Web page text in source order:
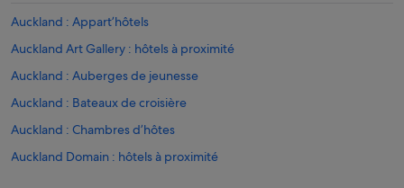
Auckland : Appart’hôtels
Auckland Art Gallery : hôtels à proximité
Auckland : Auberges de jeunesse
Auckland : Bateaux de croisière
Auckland : Chambres d’hôtes
Auckland Domain : hôtels à proximité